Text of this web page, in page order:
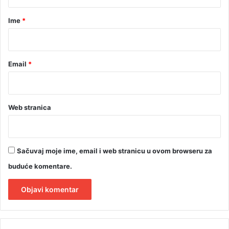
rIme *
Email *
Web stranica
Sačuvaj moje ime, email i web stranicu u ovom browseru za
buduće komentare.